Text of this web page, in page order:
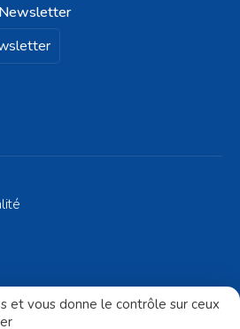
- Réalisé par Altelis
et vous donne le contrôle sur ceux